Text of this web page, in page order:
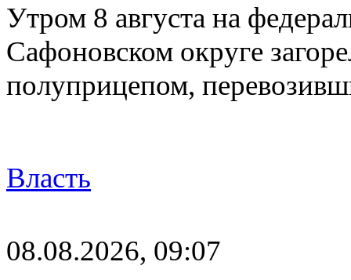
Утром 8 августа на
Сафоновском округе
полуприцепом,
Власть
08.08.2026, 09:07